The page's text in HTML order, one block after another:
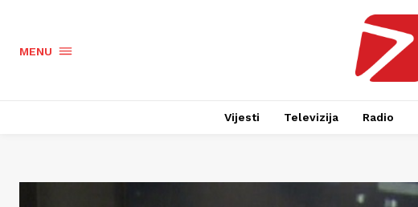
MENU
Vijesti Televizija Radio